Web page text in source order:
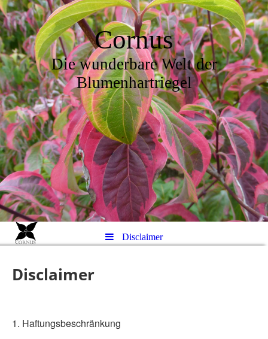
Cornus
Die wunderbare Welt der
Blumenhartriegel
Disclaimer
Disclaimer
1. Haftungsbeschränkung